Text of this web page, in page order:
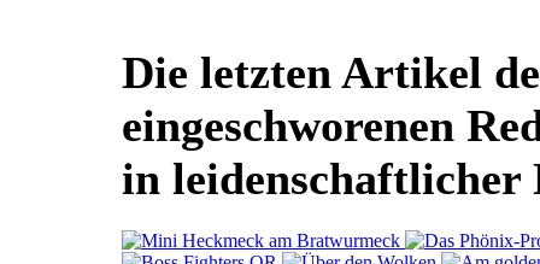
Die letzten Artikel
eingeschworenen
in